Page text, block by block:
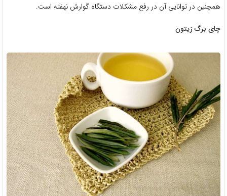
همچنین در توانایی آن در رفع مشکلات دستگاه گوارش نهفته است.
چای برگ زیتون